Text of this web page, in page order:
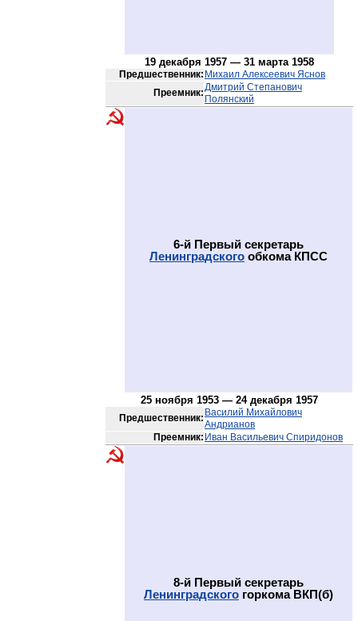
19 декабря 1957 — 31 марта 1958
Предшественник: Михаил Алексеевич Яснов
Преемник:Дмитрий Степанович
Полянский
6-й Первый секретарь
Ленинградского обкома КПСС
25 ноября 1953 — 24 декабря 1957
Предшественник: Василий Михайлович
Андрианов
Преемник: Иван Васильевич Спиридонов
8-й Первый секретарь
Ленинградского горкома ВКП(б)